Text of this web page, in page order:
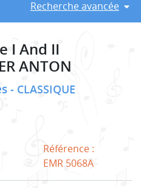
Recherche avancée
I And II
ANTON
CLASSIQUE
Référence :
EMR 5068A